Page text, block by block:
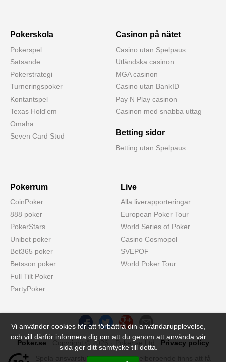
Pokerskola
Pokerspel
Satsande
Pokerstrategi
Turneringspoker
Kontantspel
Texas Hold'em
Omaha
Seven Card Stud
Casinon på nätet
Casino utan Spelpaus
Utländska casinon
MGA casinon
Casino utan BankID
Pay N Play casinon
Casinon med snabba uttag
Betting sidor
Betting utan Spelpaus
Pokerrum
CoinPoker
888 poker
PokerStars
Unibet poker
Bet365 poker
Betsson poker
Full Tilt Poker
PartyPoker
Live
Alla liverapporteringar
European Poker Tour
World Series of Poker
Casino Cosmopol
SVEPOF
World Poker Tour
Poker.se . Copyright © 2026 · Poker.se Ltd . Privacy policy
Spela ansvarsfullt - hjälp med spelberoende finns att få
Vi använder cookies för att förbättra din användarupplevelse,
och vill därför informera dig om att du genom att använda vår
sida ger ditt samtycke till detta.